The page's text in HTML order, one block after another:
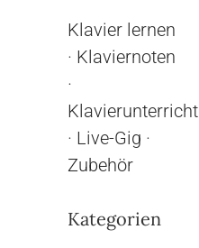
Klavier lernen
· Klaviernoten
·
Klavierunterricht
· Live-Gig ·
Zubehör
Kategorien